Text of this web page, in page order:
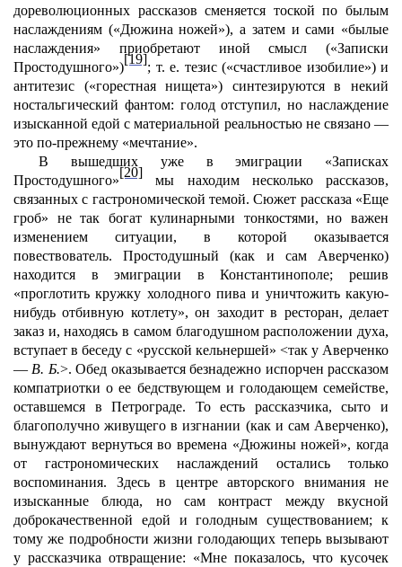
дореволюционных рассказов сменяется тоской по былым
наслаждениям («Дюжина ножей»), а затем и сами «былые
наслаждения» приобретают иной смысл («Записки
Простодушного»)
[19]
; т. е. тезис («счастливое изобилие») и
антитезис («горестная нищета») синтезируются в некий
ностальгический фантом: голод отступил, но наслаждение
изысканной едой с материальной реальностью не связано —
это по-прежнему «мечтание».
В вышедших уже в эмиграции «Записках
Простодушного»
[20]
мы находим несколько рассказов,
связанных с гастрономической темой. Сюжет рассказа «Еще
гроб» не так богат кулинарными тонкостями, но важен
изменением ситуации, в которой оказывается
повествователь. Простодушный (как и сам Аверченко)
находится в эмиграции в Константинополе; решив
«проглотить кружку холодного пива и уничтожить какую-
нибудь отбивную котлету», он заходит в ресторан, делает
заказ и, находясь в самом благодушном расположении духа,
вступает в беседу с «русской кельнершей» <так у Аверченко
— В. Б.>. Обед оказывается безнадежно испорчен рассказом
компатриотки о ее бедствующем и голодающем семействе,
оставшемся в Петрограде. То есть рассказчика, сыто и
благополучно живущего в изгнании (как и сам Аверченко),
вынуждают вернуться во времена «Дюжины ножей», когда
от гастрономических наслаждений остались только
воспоминания. Здесь в центре авторского внимания не
изысканные блюда, но сам контраст между вкусной
доброкачественной едой и голодным существованием; к
тому же подробности жизни голодающих теперь вызывают
у рассказчика отвращение: «Мне показалось, что кусочек